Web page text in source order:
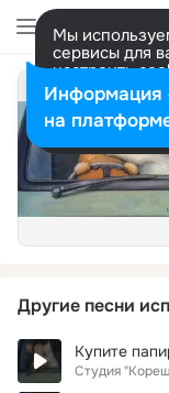
Мы
сервисы для
настроить
Разрешить
Другие песни
Купите
Студия
Информация
на